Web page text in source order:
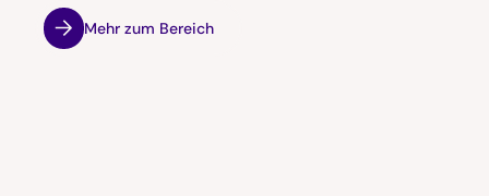
Mehr zum Bereich